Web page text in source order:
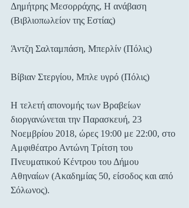
Δημήτρης Μεσορράχης, Η ανάβαση
(Βιβλιοπωλείον της Εστίας)
Άντζη Σαλταμπάση, Μπερλίν (Πόλις)
Βίβιαν Στεργίου, Μπλε υγρό (Πόλις)
Η τελετή απονομής των Βραβείων
διοργανώνεται την Παρασκευή, 23
Νοεμβρίου 2018, ώρες 19:00 με 22:00, στο
Αμφιθέατρο Αντώνη Τρίτση του
Πνευματικού Κέντρου του Δήμου
Αθηναίων (Ακαδημίας 50, είσοδος και από
Σόλωνος).